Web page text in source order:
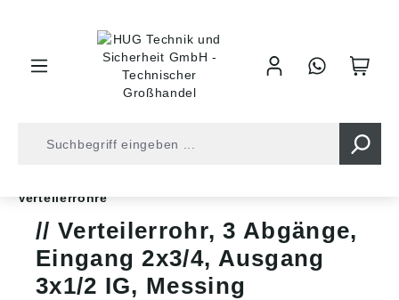
Verteilerrohre
Verteilerrohr, 3 Abgänge,
Eingang 2x3/4, Ausgang
3x1/2 IG, Messing